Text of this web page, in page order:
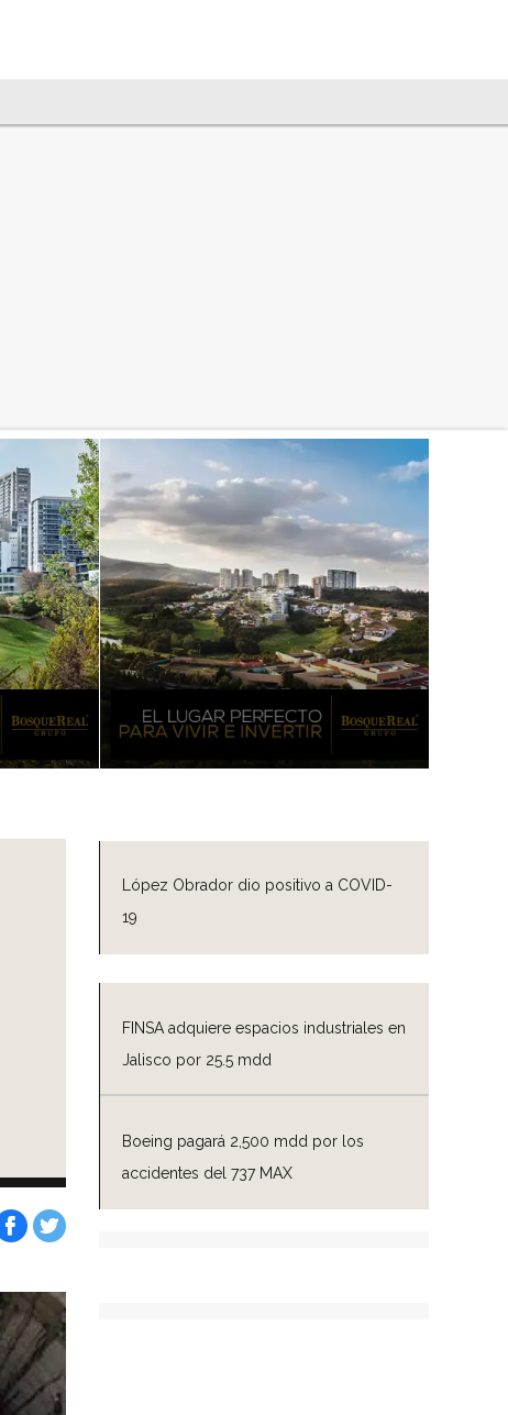
López Obrador dio positivo a COVID-
19
FINSA adquiere espacios industriales en
Jalisco por 25.5 mdd
Boeing pagará 2,500 mdd por los
accidentes del 737 MAX